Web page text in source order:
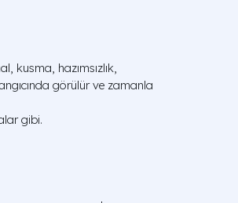
kusma, hazımsızlık,
görülür ve zamanla
gibi.